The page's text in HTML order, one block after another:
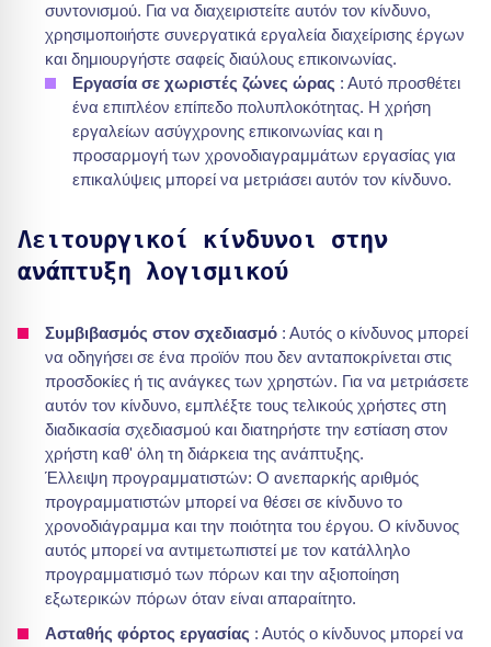
συντονισμού. Για να διαχειριστείτε αυτόν τον κίνδυνο,
χρησιμοποιήστε συνεργατικά εργαλεία διαχείρισης έργων
και δημιουργήστε σαφείς διαύλους επικοινωνίας.
Εργασία σε χωριστές ζώνες ώρας : Αυτό προσθέτει
ένα επιπλέον επίπεδο πολυπλοκότητας. Η χρήση
εργαλείων ασύγχρονης επικοινωνίας και η
προσαρμογή των χρονοδιαγραμμάτων εργασίας για
επικαλύψεις μπορεί να μετριάσει αυτόν τον κίνδυνο.
Λειτουργικοί κίνδυνοι στην
ανάπτυξη λογισμικού
Συμβιβασμός στον σχεδιασμό : Αυτός ο κίνδυνος μπορεί
να οδηγήσει σε ένα προϊόν που δεν ανταποκρίνεται στις
προσδοκίες ή τις ανάγκες των χρηστών. Για να μετριάσετε
αυτόν τον κίνδυνο, εμπλέξτε τους τελικούς χρήστες στη
διαδικασία σχεδιασμού και διατηρήστε την εστίαση στον
χρήστη καθ' όλη τη διάρκεια της ανάπτυξης.
Έλλειψη προγραμματιστών: Ο ανεπαρκής αριθμός
προγραμματιστών μπορεί να θέσει σε κίνδυνο το
χρονοδιάγραμμα και την ποιότητα του έργου. Ο κίνδυνος
αυτός μπορεί να αντιμετωπιστεί με τον κατάλληλο
προγραμματισμό των πόρων και την αξιοποίηση
εξωτερικών πόρων όταν είναι απαραίτητο.
Ασταθής φόρτος εργασίας : Αυτός ο κίνδυνος μπορεί να